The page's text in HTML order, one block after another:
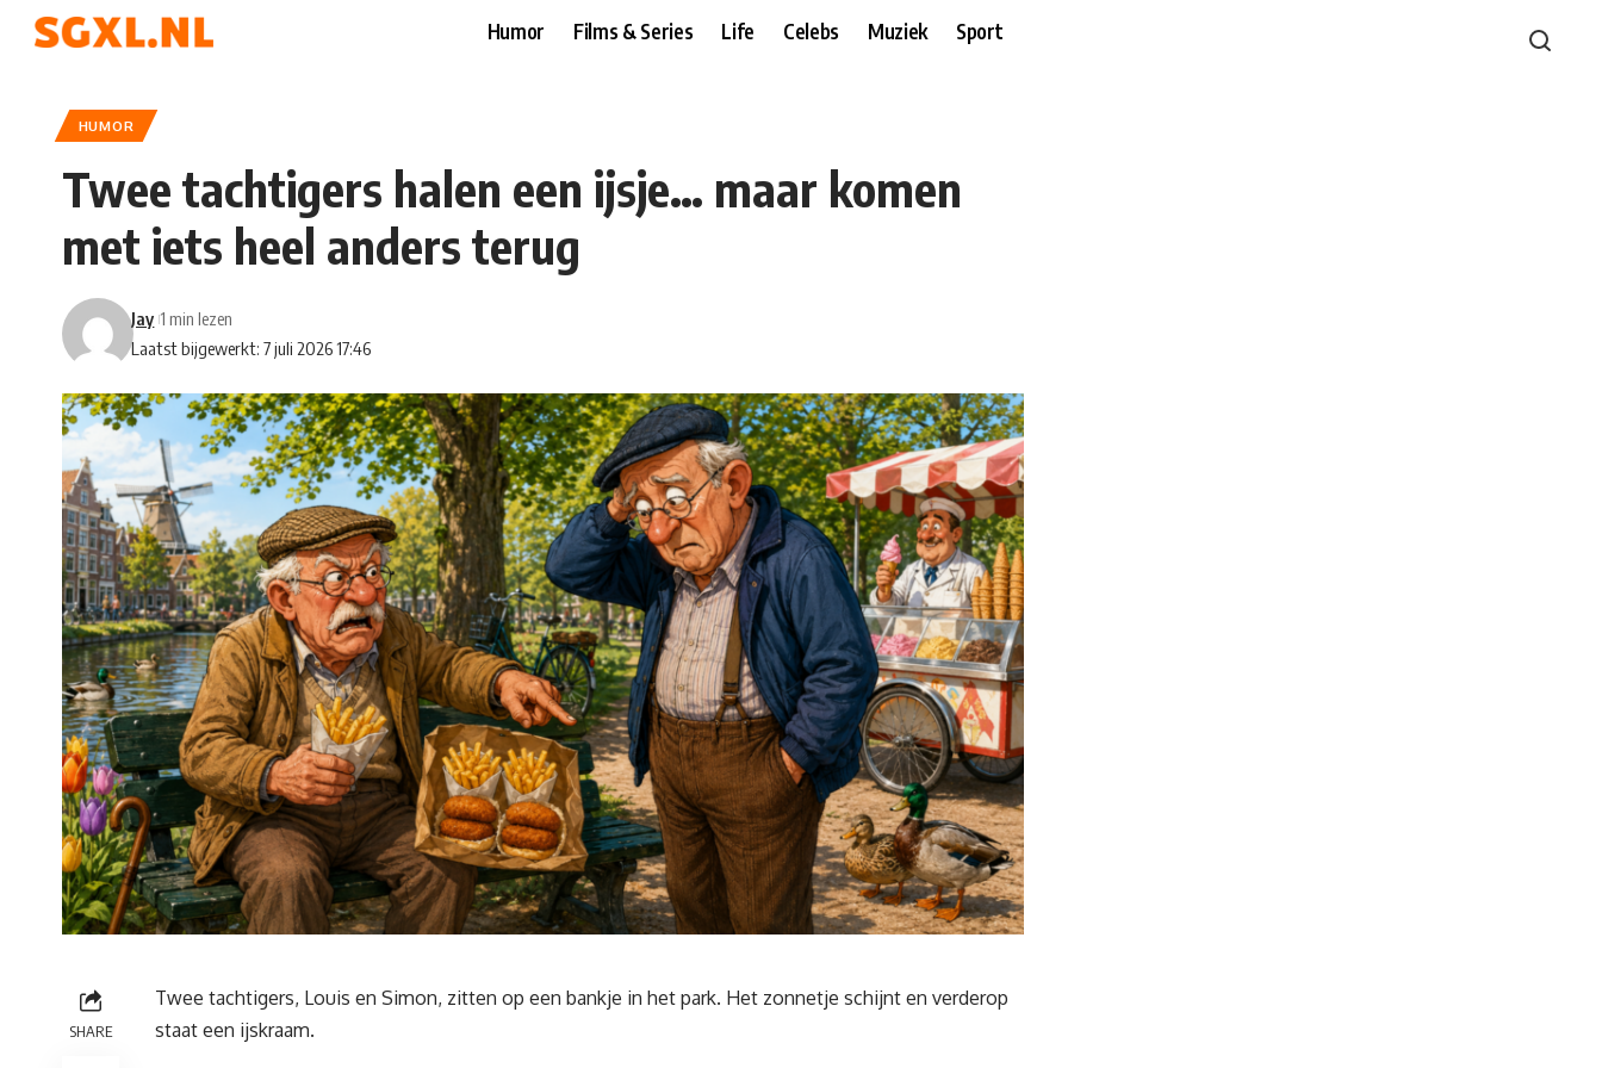
Humor Films & Series Life Celebs Muziek Sport
HUMOR
Twee tachtigers halen een ijsje… maar komen
met iets heel anders terug
Laatst bijgewerkt: 7 juli 2026 17:46
Jay 1 min lezen
SHARE
Twee tachtigers, Louis en Simon, zitten op een bankje in het park. Het zonnetje schijnt en verderop
staat een ijskraam.